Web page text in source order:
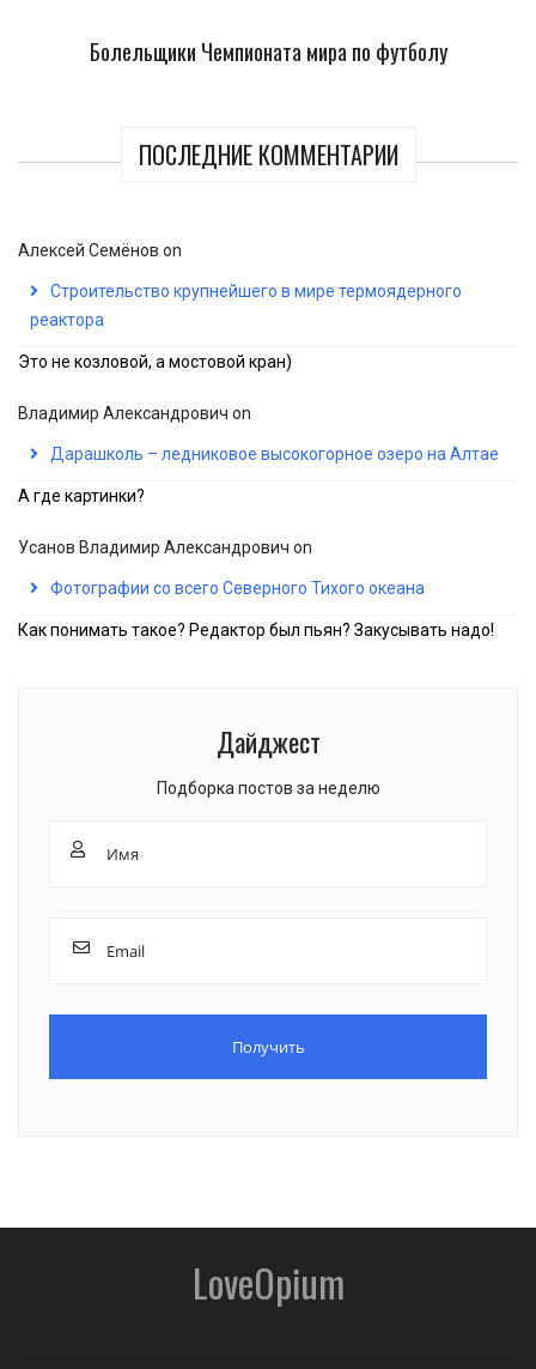
Болельщики Чемпионата мира по футболу
ПОСЛЕДНИЕ КОММЕНТАРИИ
Алексей Семёнов on
Строительство крупнейшего в мире термоядерного
реактора
Это не козловой, а мостовой кран)
Владимир Александрович on
Дарашколь – ледниковое высокогорное озеро на Алтае
А где картинки?
Усанов Владимир Александрович on
Фотографии со всего Северного Тихого океана
Как понимать такое? Редактор был пьян? Закусывать надо!
Дайджест
Подборка постов за неделю
LoveOpium